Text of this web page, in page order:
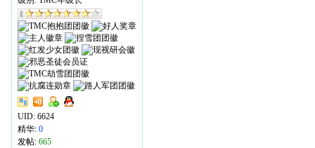
UID: 6624
精华: 0
发帖: 665